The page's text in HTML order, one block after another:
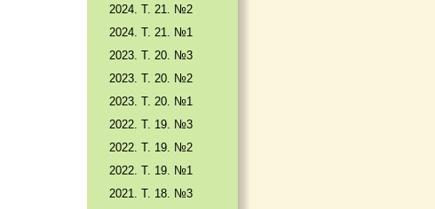
2024. Т. 21. №2
2024. Т. 21. №1
2023. Т. 20. №3
2023. Т. 20. №2
2023. Т. 20. №1
2022. Т. 19. №3
2022. Т. 19. №2
2022. Т. 19. №1
2021. Т. 18. №3